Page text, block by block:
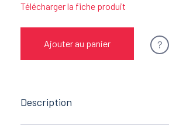
Télécharger la fiche produit
Ajouter au panier ?
Description